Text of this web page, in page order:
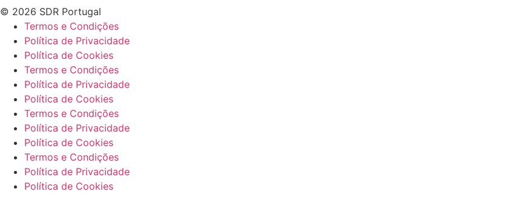
© 2026 SDR Portugal
Termos e Condições
Política de Privacidade
Política de Cookies
Termos e Condições
Política de Privacidade
Política de Cookies
Termos e Condições
Política de Privacidade
Política de Cookies
Termos e Condições
Política de Privacidade
Política de Cookies